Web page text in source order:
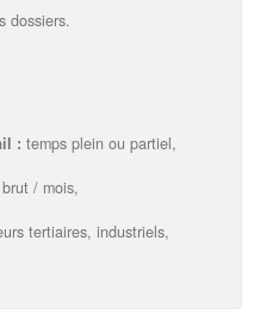
dossiers.
: temps plein ou partiel,
/ mois,
tertiaires, industriels,